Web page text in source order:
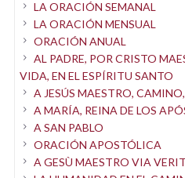
y lleven frutos duraderos,
para gloria de Dios y paz de
Amén.
LA ORACIÓN SEMANAL
LA ORACIÓN MENSUAL
ORACIÓN ANUAL
AL PADRE, POR CRISTO
VIDA, EN EL ESPÍRITU SANTO
A JESÚS MAESTRO,
A MARÍA, REINA DE LOS
A SAN PABLO
ORACIÓN APOSTÓLICA
A GESÙ MAESTRO VIA